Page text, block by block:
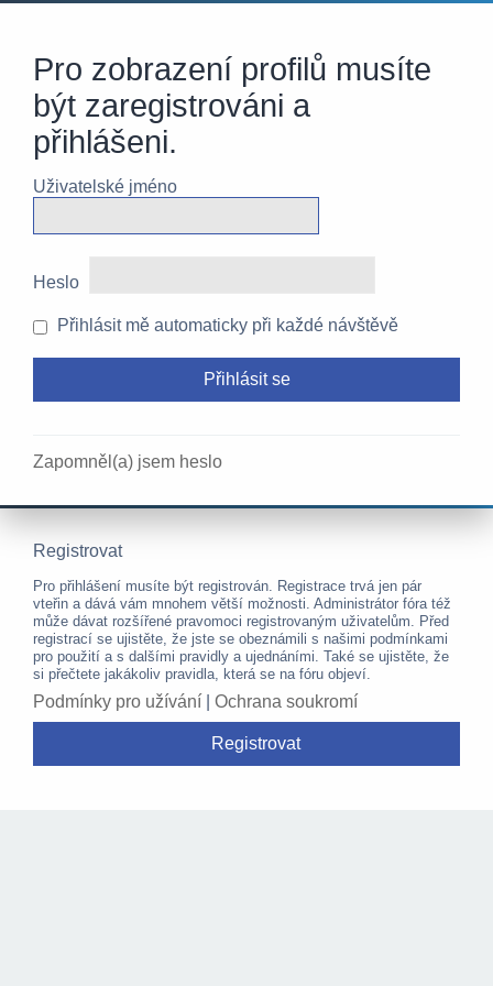
Pro zobrazení profilů musíte
být zaregistrováni a
přihlášeni.
Uživatelské jméno
Heslo
Přihlásit mě automaticky při každé návštěvě
Zapomněl(a) jsem heslo
Registrovat
Pro přihlášení musíte být registrován. Registrace trvá jen pár
vteřin a dává vám mnohem větší možnosti. Administrátor fóra též
může dávat rozšířené pravomoci registrovaným uživatelům. Před
registrací se ujistěte, že jste se obeznámili s našimi podmínkami
pro použití a s dalšími pravidly a ujednáními. Také se ujistěte, že
si přečtete jakákoliv pravidla, která se na fóru objeví.
Podmínky pro užívání Ochrana soukromí
Registrovat